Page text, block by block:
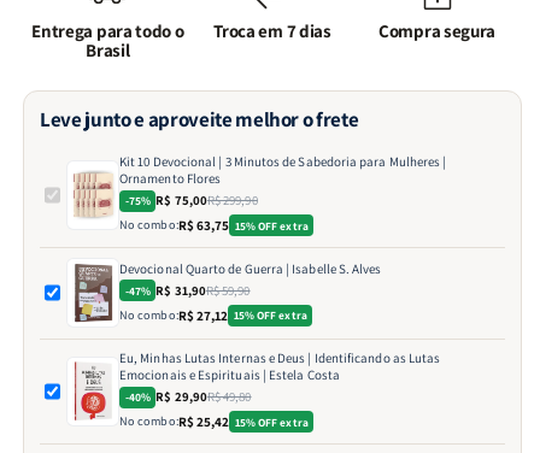
Entrega para todo o
Brasil
Troca em 7 dias Compra segura
Leve junto e aproveite melhor o frete
Kit 10 Devocional | 3 Minutos de Sabedoria para Mulheres |
Ornamento Flores
-75% R$ 75,00R$ 299,90
No combo:R$ 63,75 15% OFF extra
Devocional Quarto de Guerra | Isabelle S. Alves
-47% R$ 31,90R$ 59,90
No combo:R$ 27,12 15% OFF extra
Eu, Minhas Lutas Internas e Deus | Identificando as Lutas
Emocionais e Espirituais | Estela Costa
-40% R$ 29,90R$ 49,80
No combo:R$ 25,42 15% OFF extra